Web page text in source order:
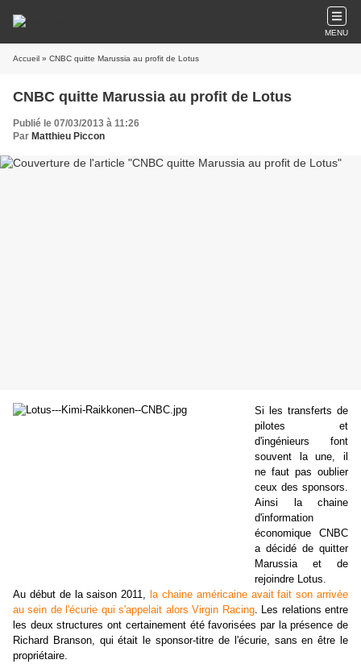
MENU
Accueil » CNBC quitte Marussia au profit de Lotus
CNBC quitte Marussia au profit de Lotus
Publié le 07/03/2013 à 11:26
Par Matthieu Piccon
Si les transferts de
pilotes et
d'ingénieurs font
souvent la une, il
ne faut pas oublier
ceux des sponsors.
Ainsi la chaine
d'information
économique CNBC
a décidé de quitter
Marussia et de
rejoindre Lotus.
Au début de la saison 2011, la chaine américaine avait fait son arrivée
au sein de l'écurie qui s'appelait alors Virgin Racing. Les relations entre
les deux structures ont certainement été favorisées par la présence de
Richard Branson, qui était le sponsor-titre de l'écurie, sans en être le
propriétaire.